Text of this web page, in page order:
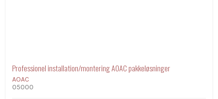
Professionel installation/montering AOAC pakkeløsninger
AOAC
05000